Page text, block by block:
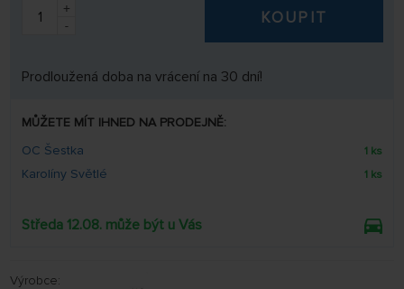
+
-
KOUPIT
Prodloužená doba na vrácení na 30 dní!
MŮŽETE MÍT IHNED NA PRODEJNĚ:
OC Šestka
1 ks
Karolíny Světlé 1 ks
Středa 12.08. může být u Vás
Výrobce: